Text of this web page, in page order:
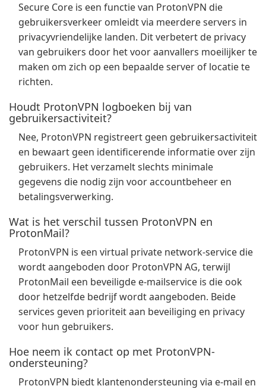
Secure Core is een functie van ProtonVPN die
gebruikersverkeer omleidt via meerdere servers in
privacyvriendelijke landen. Dit verbetert de privacy
van gebruikers door het voor aanvallers moeilijker te
maken om zich op een bepaalde server of locatie te
richten.
Houdt ProtonVPN logboeken bij van
gebruikersactiviteit?
Nee, ProtonVPN registreert geen gebruikersactiviteit
en bewaart geen identificerende informatie over zijn
gebruikers. Het verzamelt slechts minimale
gegevens die nodig zijn voor accountbeheer en
betalingsverwerking.
Wat is het verschil tussen ProtonVPN en
ProtonMail?
ProtonVPN is een virtual private network-service die
wordt aangeboden door ProtonVPN AG, terwijl
ProtonMail een beveiligde e-mailservice is die ook
door hetzelfde bedrijf wordt aangeboden. Beide
services geven prioriteit aan beveiliging en privacy
voor hun gebruikers.
Hoe neem ik contact op met ProtonVPN-
ondersteuning?
ProtonVPN biedt klantenondersteuning via e-mail en